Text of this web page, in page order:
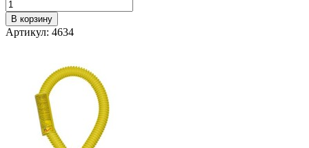
В корзину
Артикул: 4634